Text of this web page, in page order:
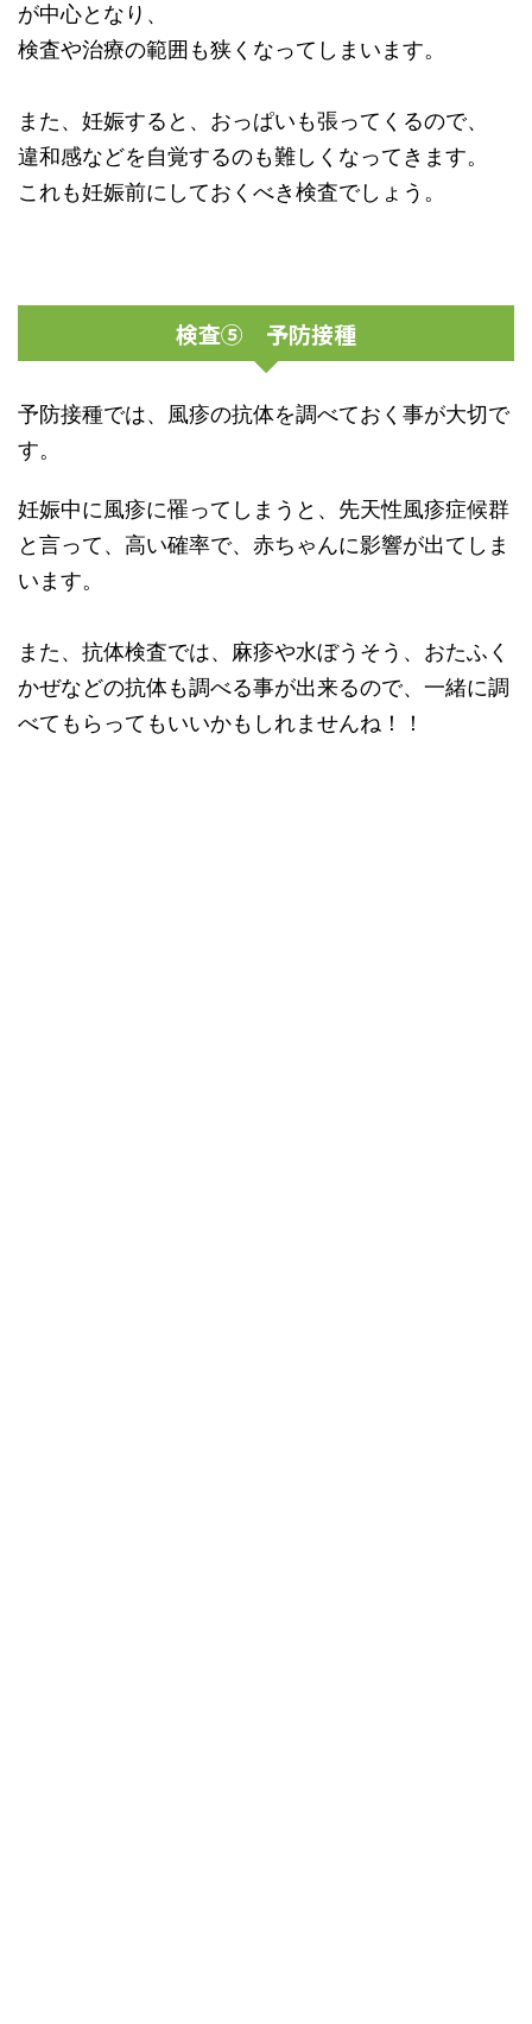
が中心となり、
検査や治療の範囲も狭くなってしまいます。
また、妊娠すると、おっぱいも張ってくるので、
違和感などを自覚するのも難しくなってきます。
これも妊娠前にしておくべき検査でしょう。
検査⑤ 予防接種
予防接種では、風疹の抗体を調べておく事が大切で
す。
妊娠中に風疹に罹ってしまうと、先天性風疹症候群
と言って、高い確率で、赤ちゃんに影響が出てしま
います。
また、抗体検査では、麻疹や水ぼうそう、おたふく
かぜなどの抗体も調べる事が出来るので、一緒に調
べてもらってもいいかもしれませんね！！